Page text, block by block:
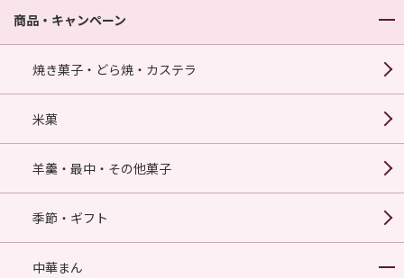
商品・キャンペーン
焼き菓子・どら焼・カステラ
米菓
羊羹・最中・その他菓子
季節・ギフト
中華まん